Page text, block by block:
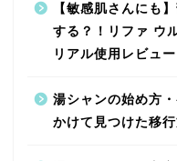
【敏感肌さんにも
する？！リファ ウ
リアル使用レビュー
湯シャンの始め方
かけて見つけた移